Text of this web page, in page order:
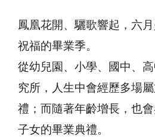
鳳凰花開、驪歌響起，六
祝福的畢業季。
從幼兒園、小學、國中、
究所，人生中會經歷多場
禮；而隨著年齡增長，也會
子女的畢業典禮。